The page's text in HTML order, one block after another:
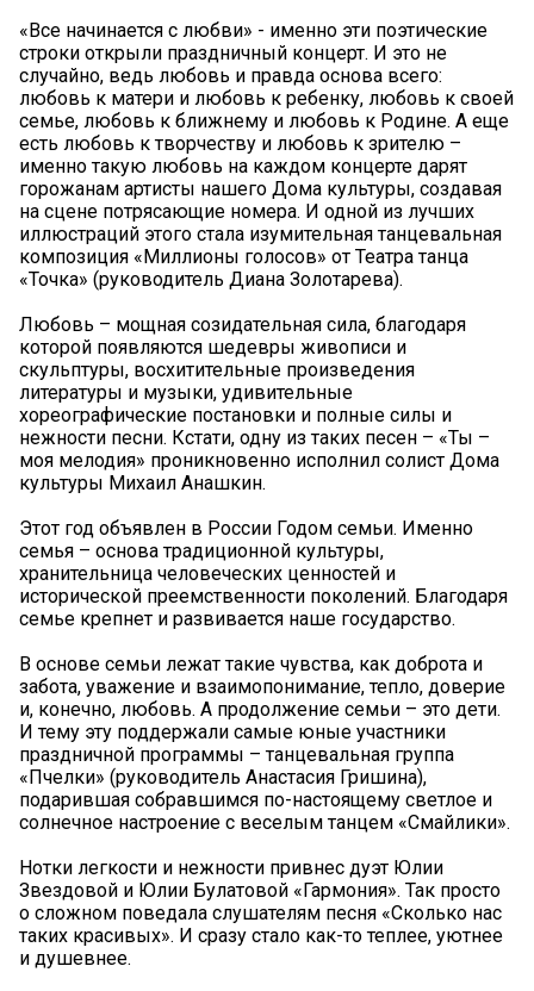
«Все начинается с любви» - именно эти поэтические
строки открыли праздничный концерт. И это не
случайно, ведь любовь и правда основа всего:
любовь к матери и любовь к ребенку, любовь к своей
семье, любовь к ближнему и любовь к Родине. А еще
есть любовь к творчеству и любовь к зрителю –
именно такую любовь на каждом концерте дарят
горожанам артисты нашего Дома культуры, создавая
на сцене потрясающие номера. И одной из лучших
иллюстраций этого стала изумительная танцевальная
композиция «Миллионы голосов» от Театра танца
«Точка» (руководитель Диана Золотарева).
Любовь – мощная созидательная сила, благодаря
которой появляются шедевры живописи и
скульптуры, восхитительные произведения
литературы и музыки, удивительные
хореографические постановки и полные силы и
нежности песни. Кстати, одну из таких песен – «Ты –
моя мелодия» проникновенно исполнил солист Дома
культуры Михаил Анашкин.
Этот год объявлен в России Годом семьи. Именно
семья – основа традиционной культуры,
хранительница человеческих ценностей и
исторической преемственности поколений. Благодаря
семье крепнет и развивается наше государство.
В основе семьи лежат такие чувства, как доброта и
забота, уважение и взаимопонимание, тепло, доверие
и, конечно, любовь. А продолжение семьи – это дети.
И тему эту поддержали самые юные участники
праздничной программы – танцевальная группа
«Пчелки» (руководитель Анастасия Гришина),
подарившая собравшимся по-настоящему светлое и
солнечное настроение с веселым танцем «Смайлики».
Нотки легкости и нежности привнес дуэт Юлии
Звездовой и Юлии Булатовой «Гармония». Так просто
о сложном поведала слушателям песня «Сколько нас
таких красивых». И сразу стало как-то теплее, уютнее
и душевнее.